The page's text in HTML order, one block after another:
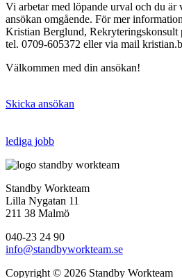
Vi arbetar med löpande urval och du är
ansökan omgående. För mer
Kristian Berglund, Rekryteringskonsult
tel. 0709-605372 eller via mail
Välkommen med din ansökan!
Skicka ansökan
lediga jobb
Standby Workteam
Lilla Nygatan 11
211 38 Malmö
040-23 24 90
info@standbyworkteam.se
Copyright © 2026 Standby Workteam